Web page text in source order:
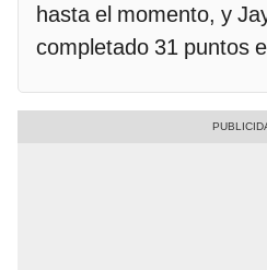
hasta el momento, y
completado 31 puntos